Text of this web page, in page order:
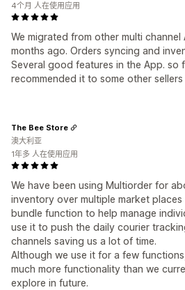
We migrated from other multi
months ago. Orders syncing and
Several good features in the App. so
recommended it to some other
4个月 人在使用应用
We have been using Multiorder for
inventory over multiple market
bundle function to help manage
use it to push the daily courier
channels saving us a lot of time.
Although we use it for a few
much more functionality than we
explore in future.
The Bee Store
澳大利亚
1年多 人在使用应用